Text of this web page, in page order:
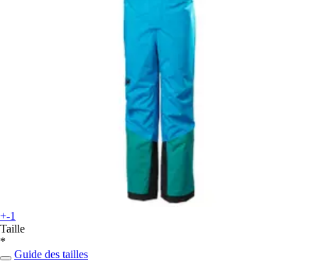
+-1
Taille
*
Guide des tailles